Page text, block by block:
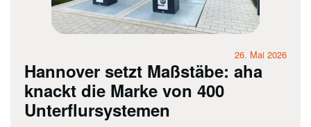
26. Mai 2026
Hannover setzt Maßstäbe: aha
knackt die Marke von 400
Unterflursystemen